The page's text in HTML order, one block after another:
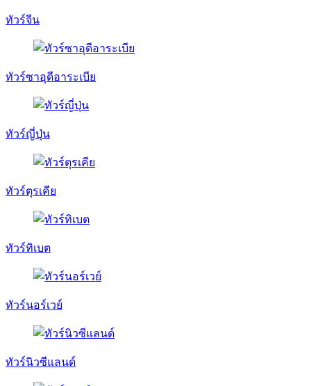
ทัวร์จีน
ทัวร์ซาอุดีอาระเบีย
ทัวร์ญี่ปุ่น
ทัวร์ตุรเคีย
ทัวร์ทิเบต
ทัวร์นอร์เวย์
ทัวร์นิวซีแลนด์